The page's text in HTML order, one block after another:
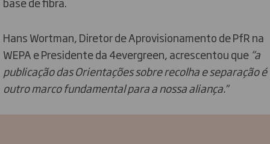
Hans Wortman, Diretor de Aprovisionamento de PfR na
WEPA e Presidente da 4evergreen, acrescentou que “a
publicação das Orientações sobre recolha e separação é
outro marco fundamental para a nossa aliança.''